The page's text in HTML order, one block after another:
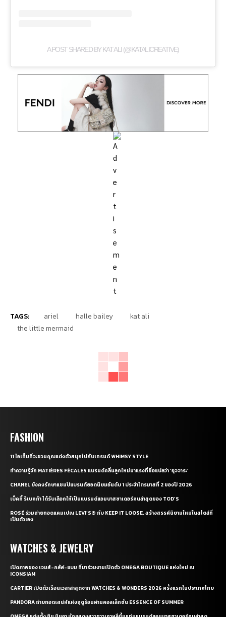
A POST SHARED BY KAT ALI (@KATALICREATIVE)
TAGS: ariel halle bailey
kat ali
the little mermaid
FASHION
11 ไอเท็มที่จะชวนคุณแต่งตัวสนุกไปกับเทรนด์ WHIMSY STYLE
ทำความรู้จัก MATIÈRES FÉCALES แบรนด์คลื่นลูกใหม่มาแรงที่ชื่อแปลว่า ‘อุจจาระ’
CHANEL ยังคงรักษาแชมป์แบรนด์ยอดนิยมอันดับ 1 ประจำไตรมาสที่ 2 ของปี 2026
เบ็คกี้ รีเบคก้า ได้รับเลือกให้เป็นแบรนด์แอมบาสซาเดอร์คนล่าสุดของ TOD’S
ROSÉ ร่วมถ่ายทอดแคมเปญ LEVI’S® กับ KEEP IT LOOSE. สร้างสรรค์นิยามใหม่ในสไตล์ที่
เป็นตัวเอง
WATCHES & JEWELRY
เปิดภาพของ เจมส์-กลัฟ-แบม ที่มาร่วมงานเปิดตัว OMEGA BOUTIQUE แห่งใหม่ ณ
ICONSIAM
CARTIER เปิดตัวเรือนเวลาล่าสุดจาก WATCHES & WONDERS 2026 ครั้งแรกในประเทศไทย
PANDORA ถ่ายทอดเสน่ห์แห่งฤดูร้อนผ่านคอลเล็กชั่น ESSENCE OF SUMMER